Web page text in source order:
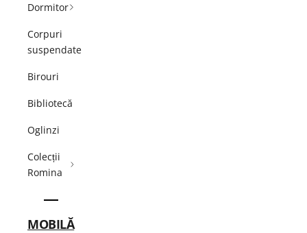
Dormitor
Corpuri
suspendate
Birouri
Bibliotecă
Oglinzi
Colecții
Romina
MOBILĂ